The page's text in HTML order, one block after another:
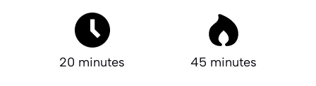
20 minutes 45 minutes